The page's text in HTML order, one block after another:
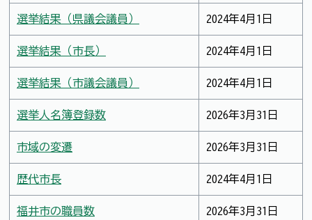
選挙結果（県議会議員） 2024年4月1日
選挙結果（市長） 2024年4月1日
選挙結果（市議会議員） 2024年4月1日
選挙人名簿登録数 2026年3月31日
市域の変遷 2026年3月31日
歴代市長 2024年4月1日
福井市の職員数 2026年3月31日